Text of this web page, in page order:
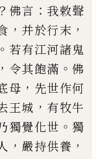
？ 佛言 ： 我敕聲
， 并於行末 ，
。 若有江河諸鬼
， 令其飽滿 。 佛
母 ， 先世作何
王城 ， 有牧牛
獨覺化世 。 獨
， 嚴持供養 ，